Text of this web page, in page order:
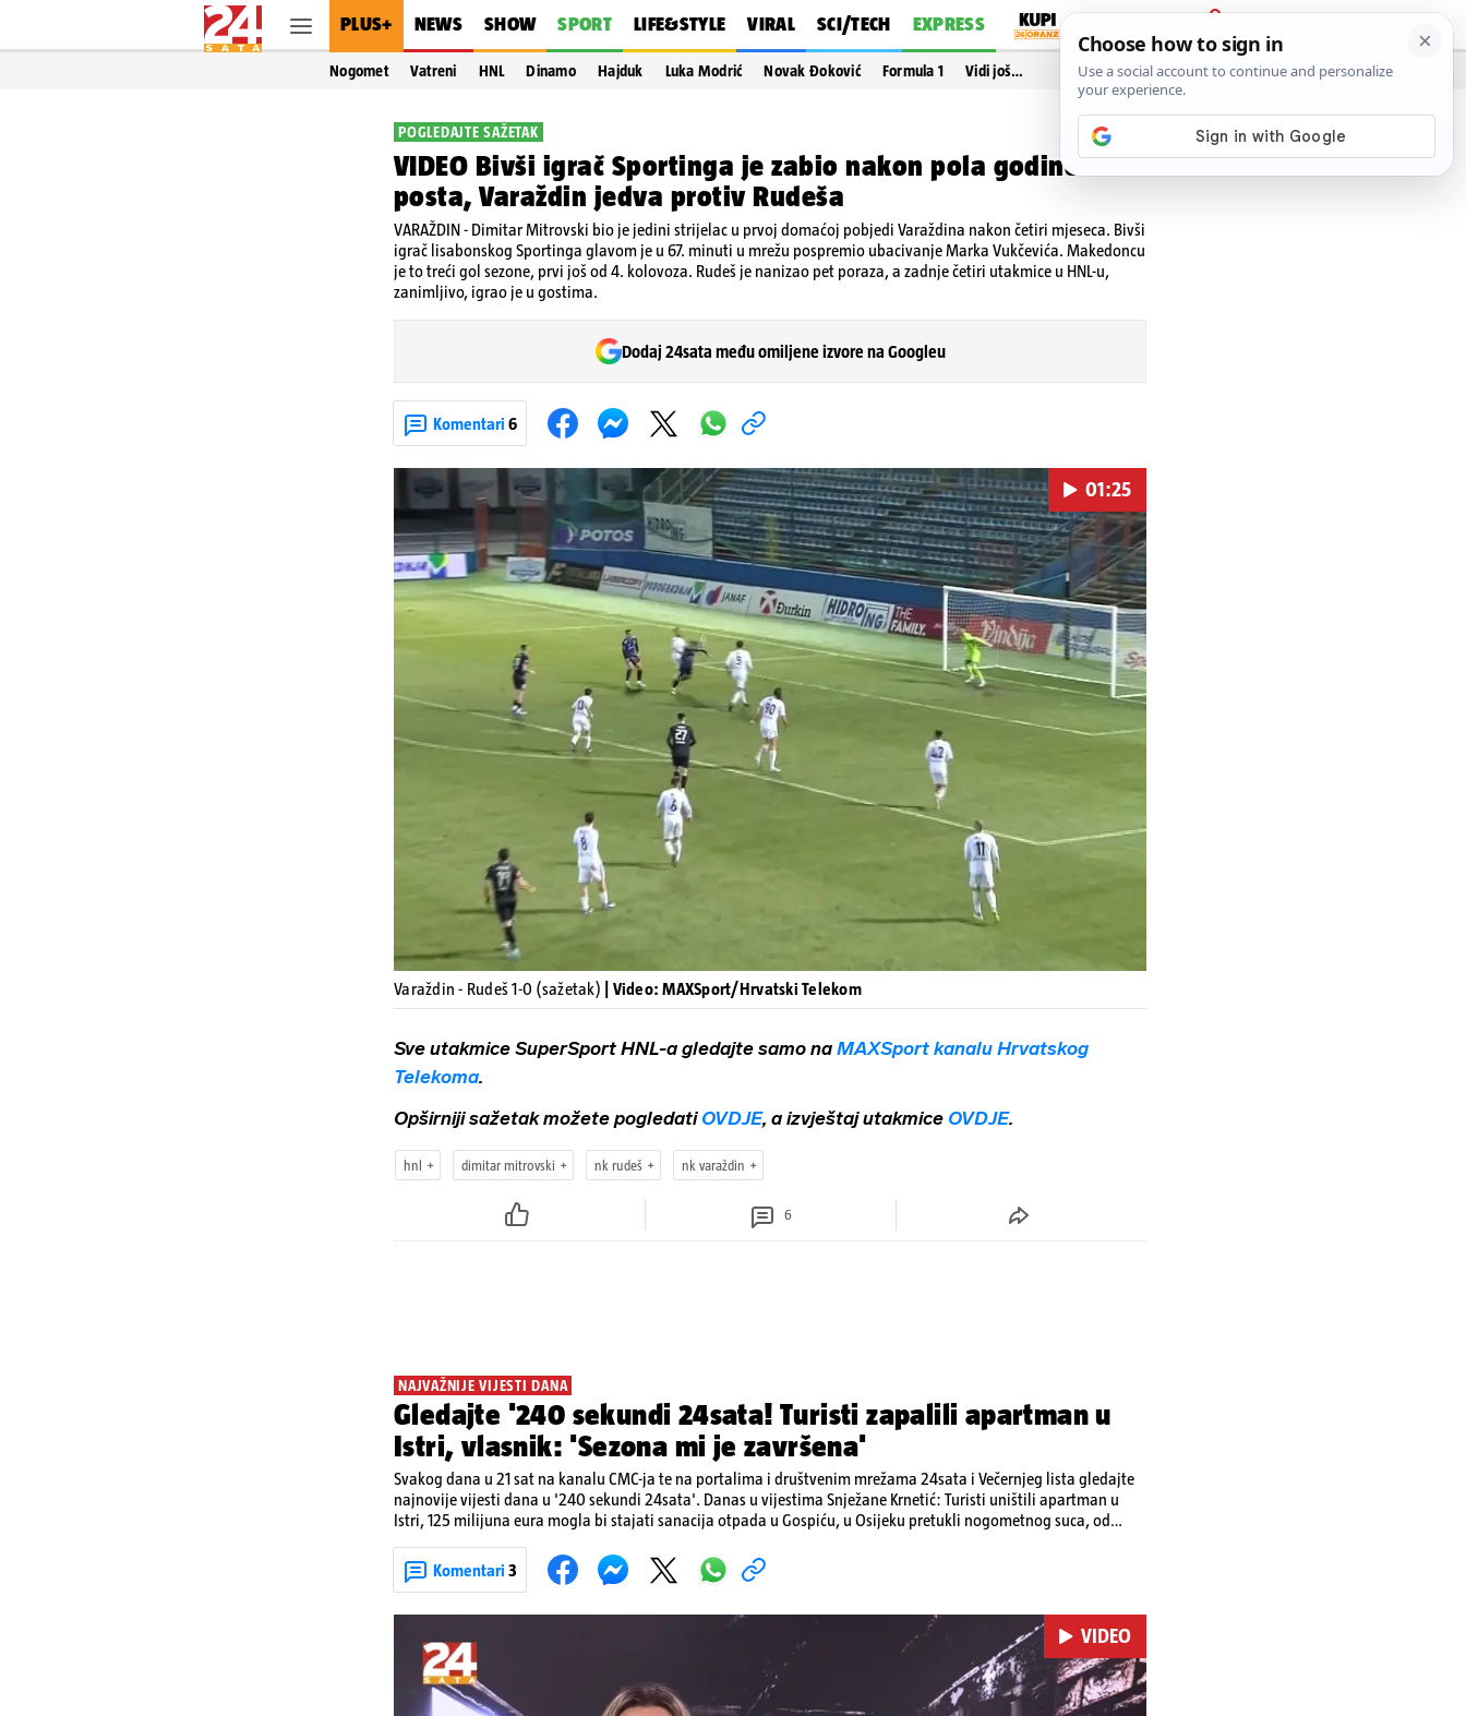
PLUS+ NEWS SHOW SPORT LIFE&STYLE VIRAL SCI/TECH EXPRESS
PRIJAVA
Nogomet Vatreni HNL Dinamo Hajduk Luka Modrić Novak Đoković Formula 1 Vidi još…
POGLEDAJTE SAŽETAK
VIDEO Bivši igrač Sportinga je zabio nakon pola godine
posta, Varaždin jedva protiv Rudeša
VARAŽDIN - Dimitar Mitrovski bio je jedini strijelac u prvoj domaćoj pobjedi Varaždina nakon četiri mjeseca. Bivši
igrač lisabonskog Sportinga glavom je u 67. minuti u mrežu pospremio ubacivanje Marka Vukčevića. Makedoncu
je to treći gol sezone, prvi još od 4. kolovoza. Rudeš je nanizao pet poraza, a zadnje četiri utakmice u HNL-u,
zanimljivo, igrao je u gostima.
Dodaj 24sata među omiljene izvore na Googleu
Komentari 6
Pokretanje videa...
01:25
Varaždin - Rudeš 1-0 (sažetak) | Video: MAXSport/Hrvatski Telekom
Sve utakmice SuperSport HNL-a gledajte samo na MAXSport kanalu Hrvatskog
Telekoma.
Opširniji sažetak možete pogledati OVDJE, a izvještaj utakmice OVDJE.
hnl dimitar mitrovski nk rudeš nk varaždin
6
NAJVAŽNIJE VIJESTI DANA
Gledajte '240 sekundi 24sata! Turisti zapalili apartman u
Istri, vlasnik: 'Sezona mi je završena'
Svakog dana u 21 sat na kanalu CMC-ja te na portalima i društvenim mrežama 24sata i Večernjeg lista gledajte
najnovije vijesti dana u '240 sekundi 24sata'. Danas u vijestima Snježane Krnetić: Turisti uništili apartman u
Istri, 125 milijuna eura mogla bi stajati sanacija otpada u Gospiću, u Osijeku pretukli nogometnog suca, od
Komentari 3
VIDEO